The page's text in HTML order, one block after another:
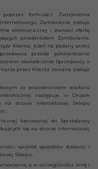
formularz Zamówienia
Zamówienie zostaje
elektronicznej i stanowi ofertę
przedmiotem Zamówienia.
Klienta, jeżeli na podany przez
prześle potwierdzenie
oświadczenie Sprzedawcy o
przez Klienta zawarta zostaje
za pośrednictwem telefonu
następuje w Dniach
na stronie internetowej Sklepu
kierowanej do Sprzedawcy
się na stronie internetowej
spośród sposobów dostawy i
Sklepu,
a w szczególności: imię i